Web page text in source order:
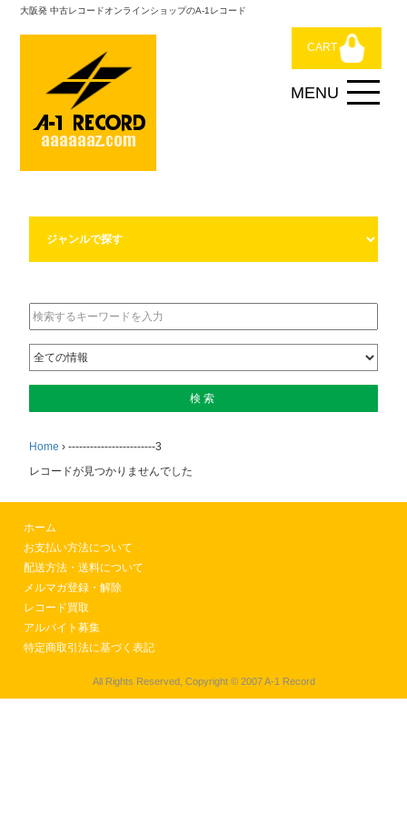
大阪発 中古レコードオンラインショップのA-1レコード
CART
Home ›------------------------3
レコードが見つかりませんでした
ホーム
お支払い方法について
配送方法・送料について
メルマガ登録・解除
レコード買取
アルバイト募集
特定商取引法に基づく表記
All Rights Reserved, Copyright © 2007 A-1 Record